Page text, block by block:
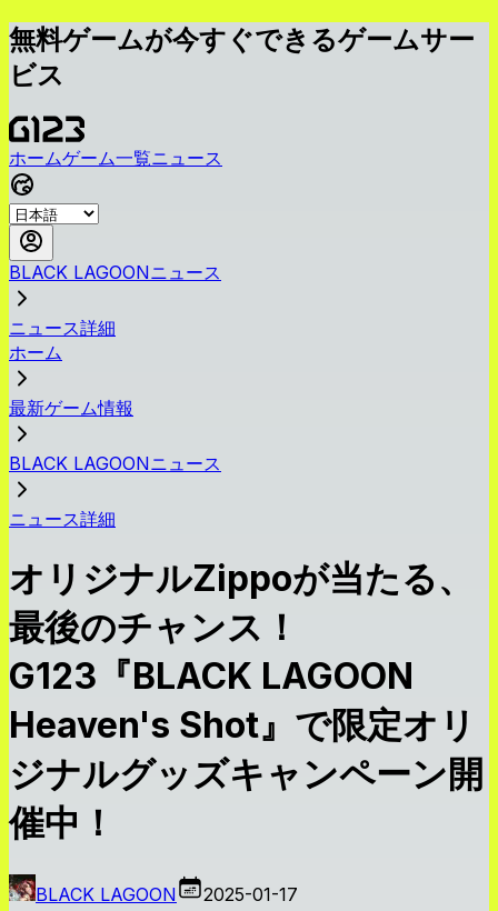
無料ゲームが今すぐできるゲームサー
ビス
ホームゲーム一覧ニュース
BLACK LAGOONニュース
ニュース詳細
ホーム
最新ゲーム情報
BLACK LAGOONニュース
ニュース詳細
オリジナルZippoが当たる、
最後のチャンス！
G123『BLACK LAGOON
Heaven's Shot』で限定オリ
ジナルグッズキャンペーン開
催中！
BLACK LAGOON 2025-01-17